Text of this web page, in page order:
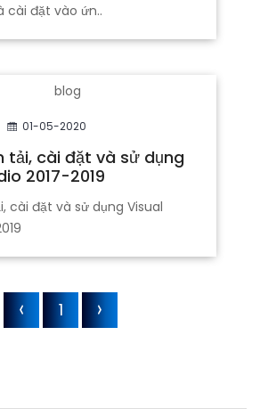
cài đặt vào ứn..
01-05-2020
tải, cài đặt và sử dụng
2017-2019
cài đặt và sử dụng Visual
1